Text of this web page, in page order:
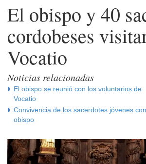
El obispo y 40
cordobeses
Vocatio
Noticias relacionadas
El obispo se reunió con los voluntarios de
Vocatio
Convivencia de los sacerdotes jóvenes
obispo